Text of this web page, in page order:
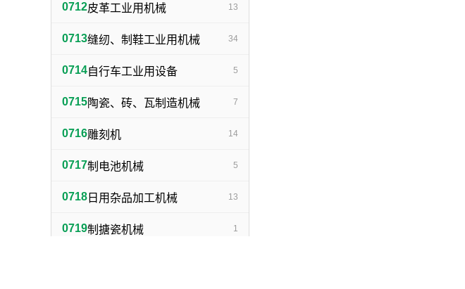
0712皮革工业用机械 13
0713缝纫、制鞋工业用机械 34
0714自行车工业用设备 5
0715陶瓷、砖、瓦制造机械 7
0716雕刻机 14
0717制电池机械 5
0718 日用杂品加工机械 13
0719制搪瓷机械 1